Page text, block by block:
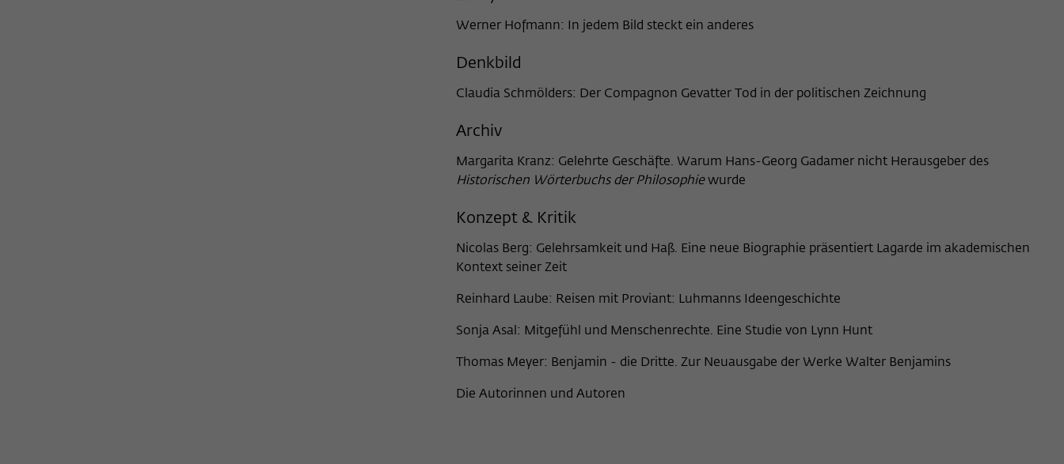
Werner Hofmann: In jedem Bild steckt ein anderes
Denkbild
Claudia Schmölders: Der Compagnon Gevatter Tod in der politischen Zeichnung
Archiv
Margarita Kranz: Gelehrte Geschäfte. Warum Hans-Georg Gadamer nicht Herausgeber des
Historischen Wörterbuchs der Philosophiewurde
Konzept & Kritik
Nicolas Berg: Gelehrsamkeit und Haß. Eine neue Biographie präsentiert Lagarde im akademischen
Kontext seiner Zeit
Reinhard Laube: Reisen mit Proviant: Luhmanns Ideengeschichte
Sonja Asal: Mitgefühl und Menschenrechte. Eine Studie von Lynn Hunt
Thomas Meyer: Benjamin - die Dritte. Zur Neuausgabe der Werke Walter Benjamins
Die Autorinnen und Autoren
vorübergehend Daten über den aktuellen
Wissenschaftskollegs zu speichern.